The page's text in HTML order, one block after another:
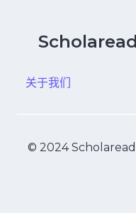
Scholaread
关于我们
© 2024